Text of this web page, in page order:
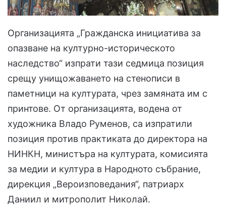
Организацията „Гражданска инициатива за
опазване на културно-историческото
наследство“ изпрати тази седмица позиция
срещу унищожаването на стенописи в
паметници на културата, чрез замяната им с
принтове. От организацията, водена от
художника Владо Руменов, са изпратили
позиция против практиката до директора на
НИНКН, министъра на културата, комисията
за медии и култура в Народното събрание,
дирекция „Вероизповедания“, патриарх
Даниил и митрополит Николай.